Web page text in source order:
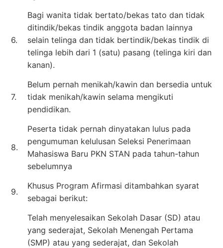
6.
Bagi wanita tidak bertato/bekas tato dan tidak
ditindik/bekas tindik anggota badan lainnya
selain telinga dan tidak bertindik/bekas tindik di
telinga lebih dari 1 (satu) pasang (telinga kiri dan
kanan).
7.
Belum pernah menikah/kawin dan bersedia untuk
tidak menikah/kawin selama mengikuti
pendidikan.
8.
Peserta tidak pernah dinyatakan lulus pada
pengumuman kelulusan Seleksi Penerimaan
Mahasiswa Baru PKN STAN pada tahun-tahun
sebelumnya
9.
Khusus Program Afirmasi ditambahkan syarat
sebagai berikut:
Telah menyelesaikan Sekolah Dasar (SD) atau
yang sederajat, Sekolah Menengah Pertama
(SMP) atau yang sederajat, dan Sekolah